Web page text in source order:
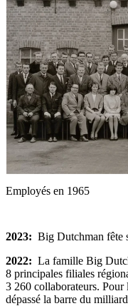
Employés en 1965
2023: Big Dutchman fête
2022: La famille Big
8 principales filiales
3 260 collaborateurs.
dépassé la barre du